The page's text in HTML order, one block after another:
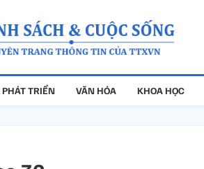
TRIỂN VĂN HÓA KHOA HỌC